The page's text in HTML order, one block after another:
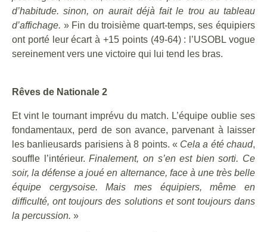
d’habitude. sinon, on aurait déjà fait le trou au tableau
d’affichage. » Fin du troisième quart-temps, ses équipiers
ont porté leur écart à +15 points (49-64) : l’USOBL vogue
sereinement vers une victoire qui lui tend les bras.
Rêves de Nationale 2
Et vint le tournant imprévu du match. L’équipe oublie ses
fondamentaux, perd de son avance, parvenant à laisser
les banlieusards parisiens à 8 points. « Cela a été chaud,
souffle l’intérieur.Finalement, on s’en est bien sorti. Ce
soir, la défense a joué en alternance, face à une très belle
équipe cergysoise. Mais mes équipiers, même en
difficulté, ont toujours des solutions et sont toujours dans
la percussion. »